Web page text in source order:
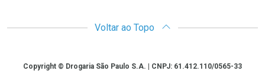
Voltar ao Topo
CopyrightCopyright © Drogaria São Paulo S.A. | CNPJ: 61.412.110/0565-33